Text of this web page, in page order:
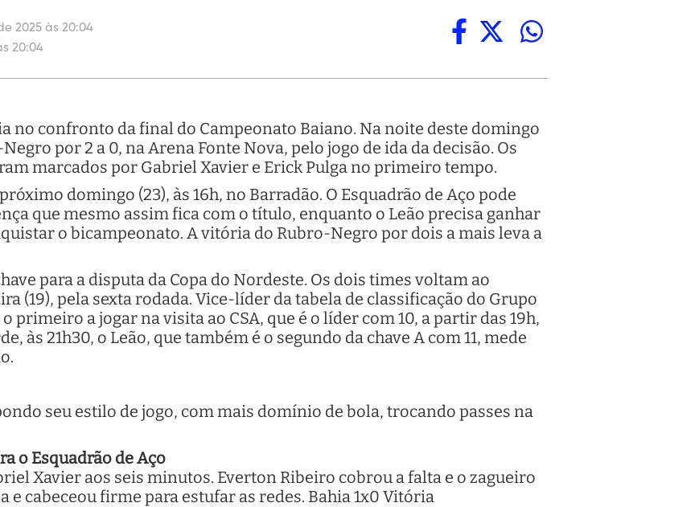
2025 às 20:04
20:04
no confronto da final do Campeonato Baiano. Na noite deste domingo
por 2 a 0, na Arena Fonte Nova, pelo jogo de ida da decisão. Os
marcados por Gabriel Xavier e Erick Pulga no primeiro tempo.
domingo (23), às 16h, no Barradão. O Esquadrão de Aço pode
que mesmo assim fica com o título, enquanto o Leão precisa ganhar
o bicampeonato. A vitória do Rubro-Negro por dois a mais leva a
para a disputa da Copa do Nordeste. Os dois times voltam ao
(19), pela sexta rodada. Vice-líder da tabela de classificação do Grupo
primeiro a jogar na visita ao CSA, que é o líder com 10, a partir das 19h,
às 21h30, o Leão, que também é o segundo da chave A com 11, mede
seu estilo de jogo, com mais domínio de bola, trocando passes na
o Esquadrão de Aço
Xavier aos seis minutos. Everton Ribeiro cobrou a falta e o zagueiro
cabeceou firme para estufar as redes. Bahia 1x0 Vitória